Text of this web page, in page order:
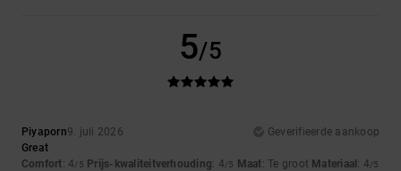
5/5
Piyaporn9. juli 2026
Geverifieerde aankoop
Great
Comfort: 4/5 Prijs-kwaliteitverhouding: 4/5 Maat: Te groot Materiaal: 4/5